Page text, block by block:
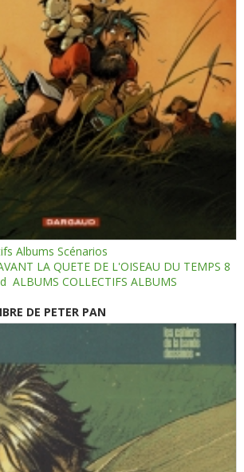
Albums Scénarios
LA QUETE DE L'OISEAU DU TEMPS 8
ALBUMS COLLECTIFS ALBUMS
DE PETER PAN